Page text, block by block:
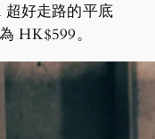
超好走路的平底
HK$599。